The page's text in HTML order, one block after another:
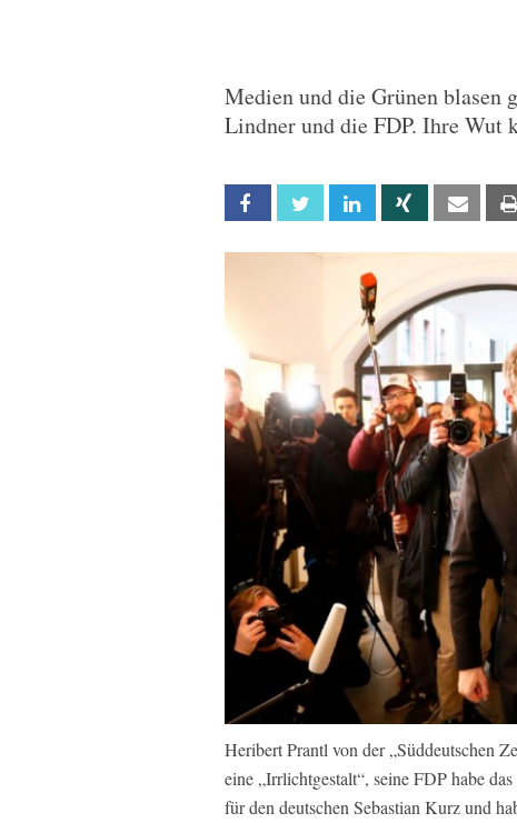
Medien und die Grünen
Lindner und die FDP. Ihre Wut
Facebook Twitter Linkedin Xing Email
Heribert Prantl von der „Süddeutschen
eine „Irrlichtgestalt“, seine FDP habe
für den deutschen Sebastian Kurz und